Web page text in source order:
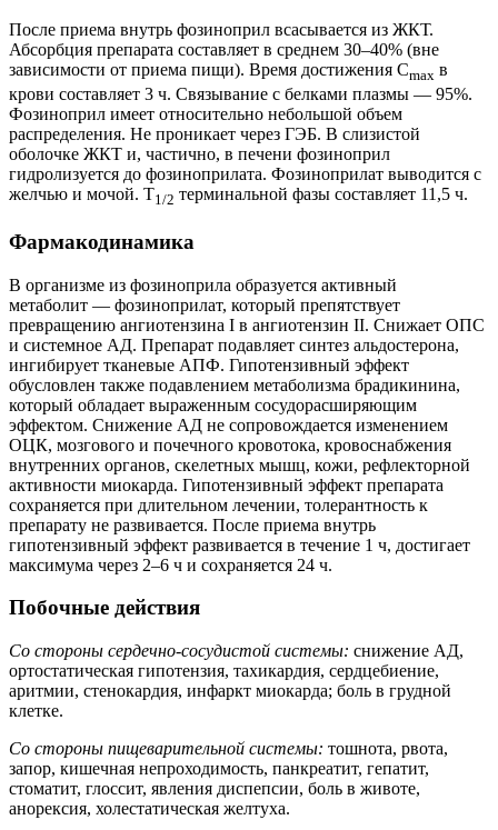
После приема внутрь фозиноприл всасывается из ЖКТ.
Абсорбция препарата составляет в среднем 30–40% (вне
зависимости от приема пищи). Время достижения Cmax в
крови составляет 3 ч. Связывание с белками плазмы — 95%.
Фозиноприл имеет относительно небольшой объем
распределения. Не проникает через ГЭБ. В слизистой
оболочке ЖКТ и, частично, в печени фозиноприл
гидролизуется до фозиноприлата. Фозиноприлат выводится с
желчью и мочой. T1/2 терминальной фазы составляет 11,5 ч.
Фармакодинамика
В организме из фозиноприла образуется активный
метаболит — фозиноприлат, который препятствует
превращению ангиотензина I в ангиотензин II. Снижает ОПС
и системное АД. Препарат подавляет синтез альдостерона,
ингибирует тканевые АПФ. Гипотензивный эффект
обусловлен также подавлением метаболизма брадикинина,
который обладает выраженным сосудорасширяющим
эффектом. Снижение АД не сопровождается изменением
ОЦК, мозгового и почечного кровотока, кровоснабжения
внутренних органов, скелетных мышц, кожи, рефлекторной
активности миокарда. Гипотензивный эффект препарата
сохраняется при длительном лечении, толерантность к
препарату не развивается. После приема внутрь
гипотензивный эффект развивается в течение 1 ч, достигает
максимума через 2–6 ч и сохраняется 24 ч.
Побочные действия
Со стороны сердечно-сосудистой системы: снижение АД,
ортостатическая гипотензия, тахикардия, сердцебиение,
аритмии, стенокардия, инфаркт миокарда; боль в грудной
клетке.
Со стороны пищеварительной системы: тошнота, рвота,
запор, кишечная непроходимость, панкреатит, гепатит,
стоматит, глоссит, явления диспепсии, боль в животе,
анорексия, холестатическая желтуха.